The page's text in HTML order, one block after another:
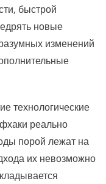
быстрой
новые
изменений
технологические
реально
порой лежат на
их невозможно